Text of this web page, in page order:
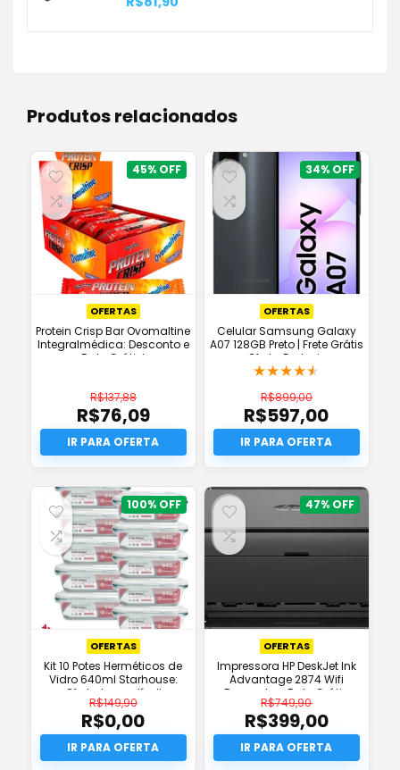
Produtos relacionados
45%
OFERTAS
Protein Crisp Bar Ovomaltine
Integralmédica: Desconto e
Frete Grátis!
R$137,88
O
preço
original
era:
R$137,88.
R$76,09
O
preço
atual
é:
R$76,09.
34%
OFERTAS
Celular Samsung Galaxy
A07 128GB Preto | Frete Grátis
e Oferta Exclusiva
★★★★★
R$899,00
O
preço
original
era:
R$899,00.
R$597,00
O
preço
atual
é:
R$597,00.
100%
OFERTAS
Kit 10 Potes Herméticos de
Vidro 640ml Starhouse:
Oferta Imperdível!
R$149,90
O
preço
original
R$0,00
O
preço
47%
OFERTAS
Impressora HP DeskJet Ink
Advantage 2874 Wifi
Desconto e Frete Grátis
R$749,90
O
preço
original
R$399,00
O
preço